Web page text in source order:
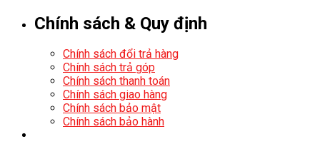
Chính sách & Quy định
Chính sách đổi trả hàng
Chính sách trả góp
Chính sách thanh toán
Chính sách giao hàng
Chính sách bảo mật
Chính sách bảo hành